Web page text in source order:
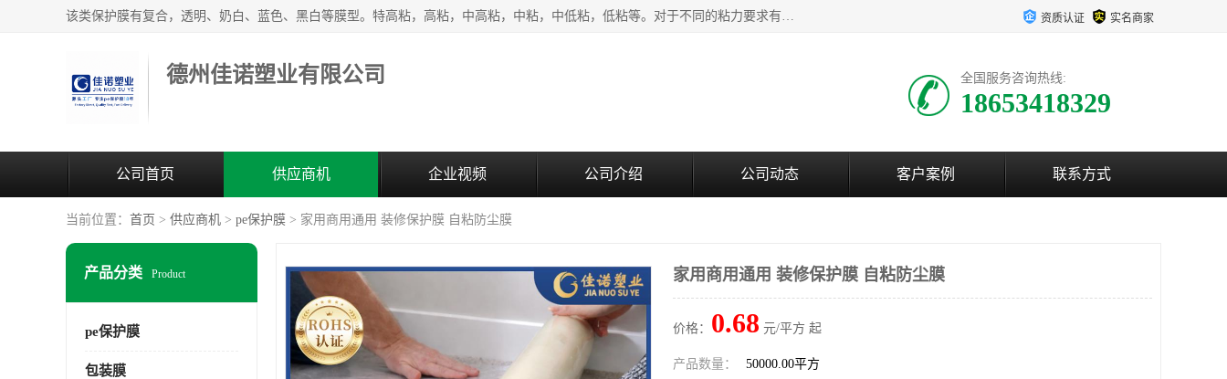
该类保护膜有复合，透明、奶白、蓝色、黑白等膜型。特高粘，高粘，中高粘，中粘，中低粘，低粘等。对于不同的粘力要求有相应的产品相适配。无胶渍残留污染。在较宽的收卷幅度下平整无皱纹，收卷长度大，利于机械化及自动化施工粘贴。为您的产品提供的表面保护解决方案。 产品广泛适用于：铝材、不锈钢、金属、塑料、电子、家电、家具、玻璃、化工材料、装饰材料等。 资质认证 实名商家
德州佳诺塑业有限公司 全国服务咨询热线:
18653418329
公司首页 供应商机 企业视频 公司介绍 公司动态 客户案例 联系方式
当前位置： 首页 > 供应商机 > pe保护膜 > 家用商用通用 装修保护膜 自粘防尘膜
产品分类 Product
pe保护膜
包装膜
家用商用通用 装修保护膜 自粘防尘膜
价格： 0.68 元/平方 起
产品数量： 50000.00平方